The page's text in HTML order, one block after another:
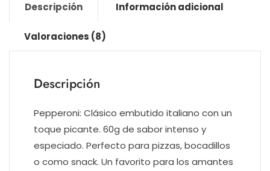
Descripción Información adicional
Valoraciones (8)
Descripción
Pepperoni: Clásico embutido italiano con un
toque picante. 60g de sabor intenso y
especiado. Perfecto para pizzas, bocadillos
o como snack. Un favorito para los amantes